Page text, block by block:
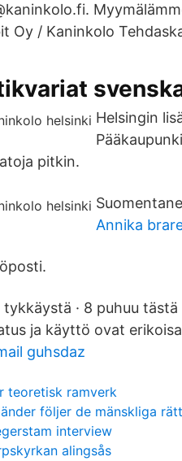
Oy / Kaninkolo
Helsingin
pitkin.
Annika
tykkäystä · 8 puhuu
ja käyttö ovat
guhsdaz
teoretisk ramverk
följer de mänskliga
interview
alingsås